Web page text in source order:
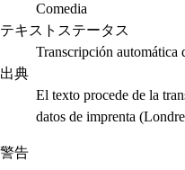
Comedia
テキストステータス
Transcripción automática
出典
El texto procede de la
datos de imprenta
警告